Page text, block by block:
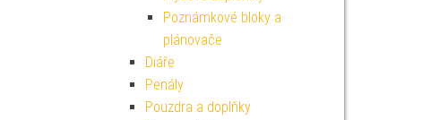
Poznámkové bloky a
plánovače
Diáře
Penály
Pouzdra a doplňky